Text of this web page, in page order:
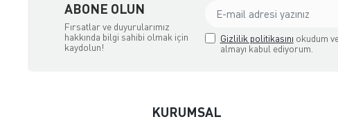
ABONE OLUN
Fırsatlar ve duyurularımız
hakkında bilgi sahibi olmak için
kaydolun!
Gizlilik politikasını okudum
almayı kabul ediyorum.
KURUMSAL